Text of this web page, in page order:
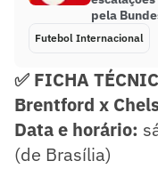
pela
Futebol Internacional
✅ FICHA
Brentford x
Data e horário:
(de Brasília)